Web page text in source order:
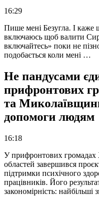
16:29
Пише мені Безугла. І каже
включаюсь щоб валити
включайтесь» поки не
подобається коли мені …
Не пандусами
прифронтових
та
допомоги людям
16:18
У прифронтових громадах
областей завершився
підтримки психічного
працівників. Його
закономірність: